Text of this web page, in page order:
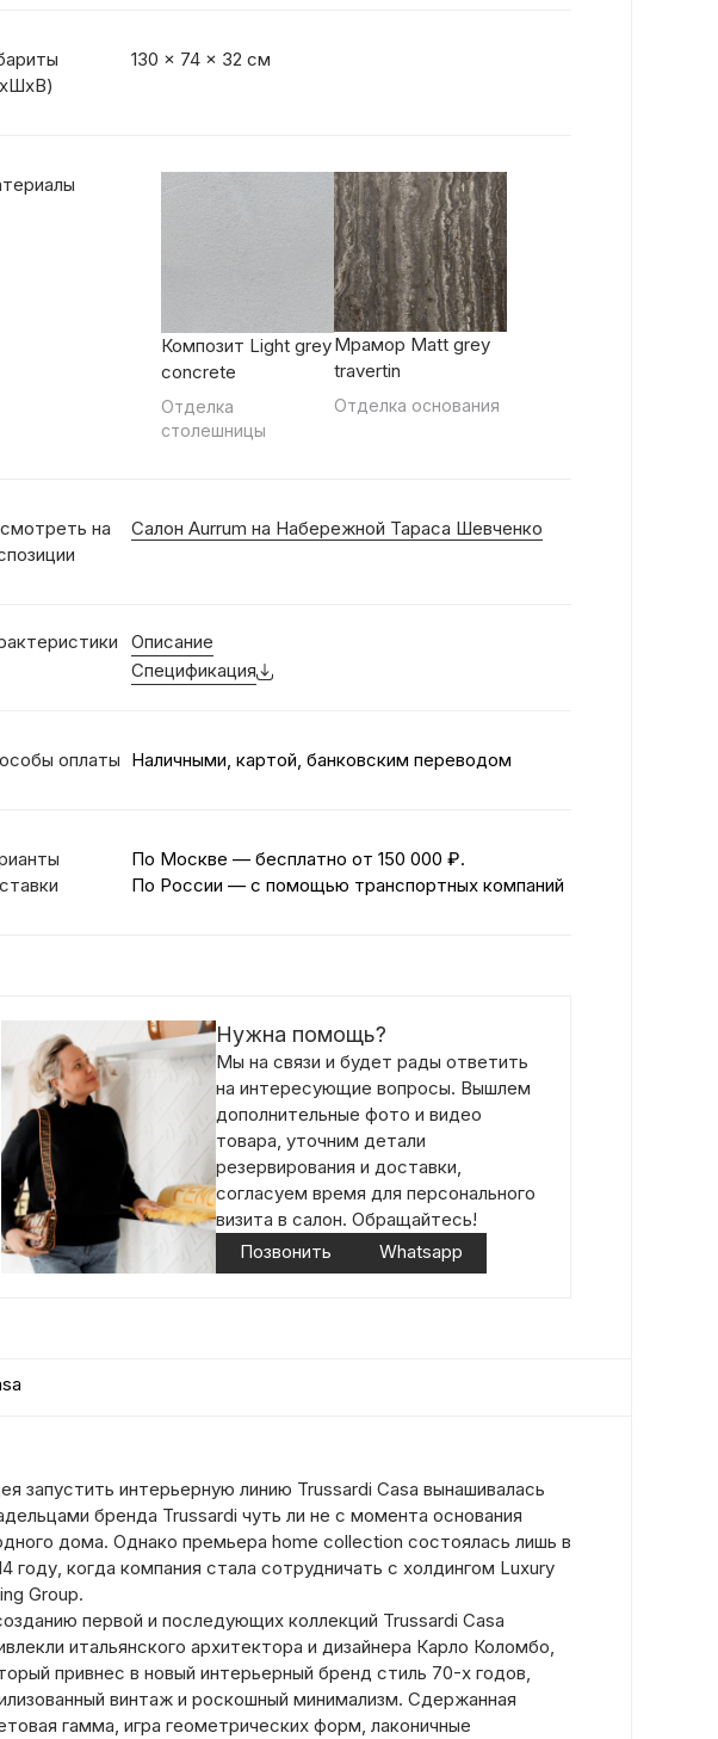
130 x 74 x 32 см
Композит Light grey
concrete
Отделка
столешницы
Мрамор Matt grey
travertin
Отделка основания
на
Салон Aurrum на Набережной Тараса Шевченко
Описание
Спецификация
оплаты Наличными, картой, банковским переводом
По Москве — бесплатно от 150 000 ₽.
По России — с помощью транспортных компаний
Нужна помощь?
Мы на связи и будет рады ответить
на интересующие вопросы. Вышлем
дополнительные фото и видео
товара, уточним детали
резервирования и доставки,
согласуем время для персонального
визита в салон. Обращайтесь!
Позвонить
Whatsapp
запустить интерьерную линию Trussardi Casa вынашивалась
бренда Trussardi чуть ли не с момента основания
дома. Однако премьера home collection состоялась лишь в
году, когда компания стала сотрудничать с холдингом Luxury
Group.
первой и последующих коллекций Trussardi Casa
итальянского архитектора и дизайнера Карло Коломбо,
привнес в новый интерьерный бренд стиль 70-х годов,
винтаж и роскошный минимализм. Сдержанная
гамма, игра геометрических форм, лаконичные